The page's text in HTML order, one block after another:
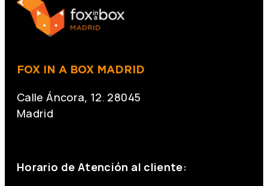
FOX IN A BOX MADRID
Calle Áncora, 12. 28045
Madrid
Horario de Atención al cliente: